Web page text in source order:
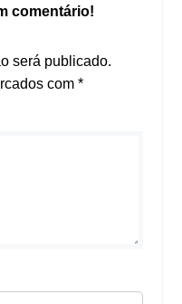
comentário!
será publicado.
com *